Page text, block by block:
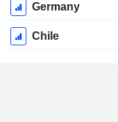
Germany
Chile